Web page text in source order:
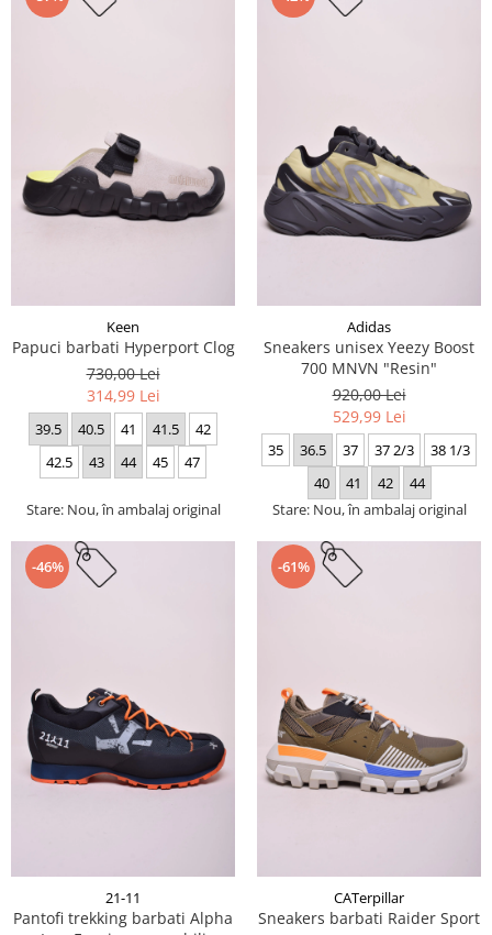
Keen
Papuci barbati Hyperport Clog
730,00 Lei
314,99 Lei
39.5 40.5 41 41.5
42
42.5
43 44 45 47
Stare: Nou, în ambalaj original
Adidas
Sneakers unisex Yeezy Boost
700 MNVN "Resin"
920,00 Lei
529,99 Lei
35 36.5 37 37 2/3
38 1/3
40
41 42
44
Stare: Nou, în ambalaj original
-46%
21-11
Pantofi trekking barbati Alpha
-61%
CATerpillar
Sneakers barbati Raider Sport